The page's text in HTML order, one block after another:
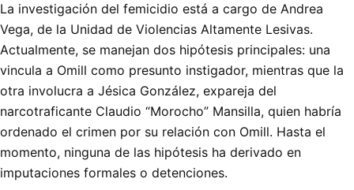
La investigación del femicidio está a cargo de Andrea
Vega, de la Unidad de Violencias Altamente Lesivas.
Actualmente, se manejan dos hipótesis principales: una
vincula a Omill como presunto instigador, mientras que la
otra involucra a Jésica González, expareja del
narcotraficante Claudio “Morocho” Mansilla, quien habría
ordenado el crimen por su relación con Omill. Hasta el
momento, ninguna de las hipótesis ha derivado en
imputaciones formales o detenciones.